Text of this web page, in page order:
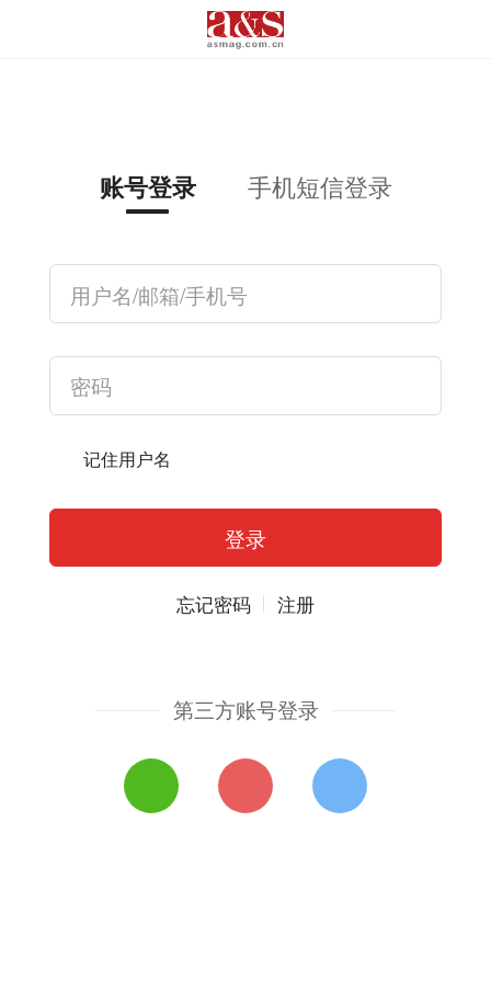
账号登录 手机短信登录
记住用户名
忘记密码 注册
第三方账号登录